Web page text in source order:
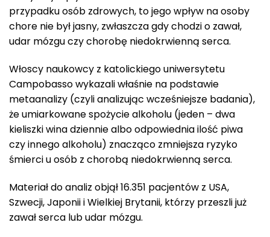
przypadku osób zdrowych, to jego wpływ na osoby
chore nie był jasny, zwłaszcza gdy chodzi o zawał,
udar mózgu czy chorobę niedokrwienną serca.
Włoscy naukowcy z katolickiego uniwersytetu
Campobasso wykazali właśnie na podstawie
metaanalizy (czyli analizując wcześniejsze badania),
że umiarkowane spożycie alkoholu (jeden – dwa
kieliszki wina dziennie albo odpowiednia ilość piwa
czy innego alkoholu) znacząco zmniejsza ryzyko
śmierci u osób z chorobą niedokrwienną serca.
Materiał do analiz objął 16.351 pacjentów z USA,
Szwecji, Japonii i Wielkiej Brytanii, którzy przeszli już
zawał serca lub udar mózgu.